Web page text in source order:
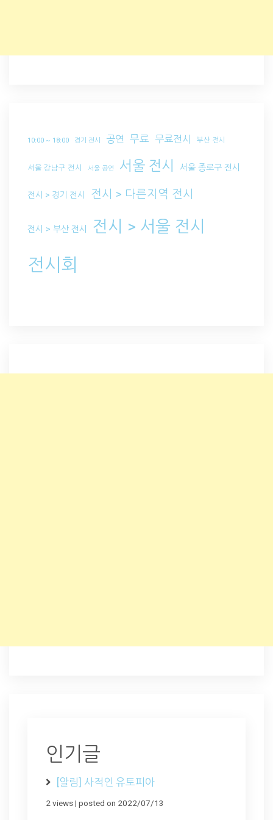
10:00 ~ 18:00 경기 전시 공연 무료 무료전시 부산 전시
서울 강남구 전시 서울 공연 서울 전시 서울 종로구 전시
전시 > 경기 전시 전시 > 다른지역 전시
전시 > 부산 전시 전시 > 서울 전시
전시회
인기글
[알림] 사적인 유토피아
2 views| posted on 2022/07/13